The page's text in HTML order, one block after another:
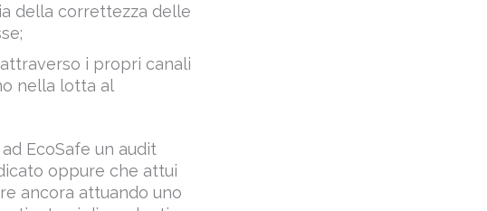
della correttezza delle
i propri canali
nella lotta al
EcoSafe un audit
oppure che attui
ancora attuando uno